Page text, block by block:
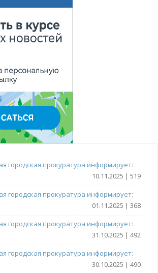
городская прокуратура информирует:
10.11.2025 | 519
городская прокуратура информирует:
01.11.2025 | 368
городская прокуратура информирует:
31.10.2025 | 492
городская прокуратура информирует:
30.10.2025 | 490